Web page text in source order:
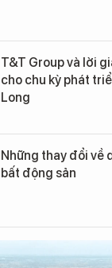
T&T Group và lời
cho chu kỳ phát
Long
Những thay đổi về
bất động sản